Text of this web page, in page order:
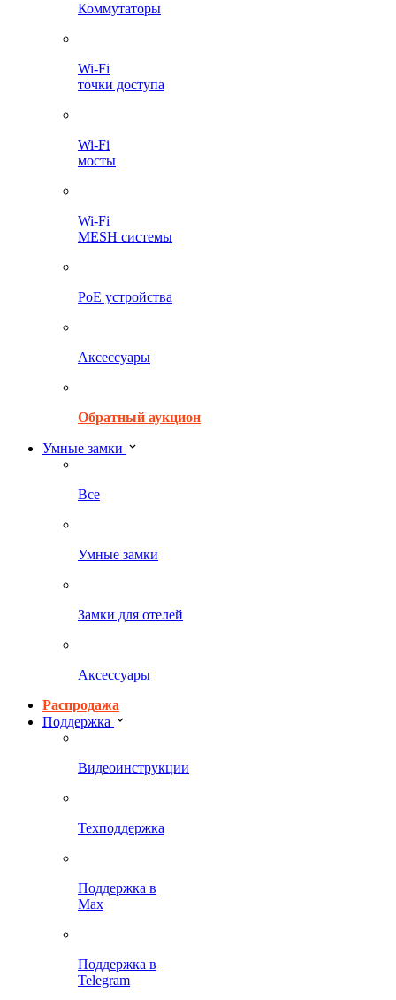
Коммутаторы
Wi-Fi
точки доступа
Wi-Fi
мосты
Wi-Fi
MESH системы
PoE устройства
Аксессуары
Обратный аукцион
Умные замки
Все
Умные замки
Замки для отелей
Аксессуары
Распродажа
Поддержка
Видеоинструкции
Техподдержка
Поддержка в
Max
Поддержка в
Telegram